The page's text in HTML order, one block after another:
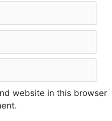
website in this browser